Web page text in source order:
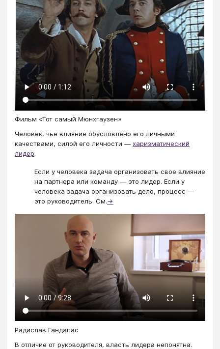
Фильм «Тот самый Мюнхгаузен»
Человек, чье влияние обусловлено его личными
качествами, силой его личности —харизматический
лидер.
Если у человека задача организовать свое влияние
на партнера или команду — это лидер. Если у
человека задача организовать дело, процесс —
это руководитель. См.→
Радислав Гандапас
В отличие от руководителя, власть лидера непонятна.